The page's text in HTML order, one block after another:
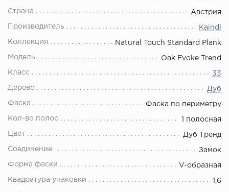
Страна Австрия
Производитель Kaindl
Коллекция Natural Touch Standard Plank
Модель Oak Evoke Trend
Класс 33
Дерево Дуб
Фаска Фаска по периметру
Кол-во полос 1 полосная
Цвет Дуб Тренд
Соединение Замок
Форма фаски V-образная
Квадратура упаковки 1,6